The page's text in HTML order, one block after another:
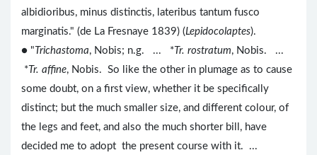
albidioribus, minus distinctis, lateribus tantum fusco
marginatis." (de La Fresnaye 1839) (Lepidocolaptes).
● " Trichastoma, Nobis; n.g. ... *Tr. rostratum, Nobis. ...
*Tr. affine, Nobis. So like the other in plumage as to cause
some doubt, on a first view, whether it be specifically
distinct; but the much smaller size, and different colour, of
the legs and feet, and also the much shorter bill, have
decided me to adopt the present course with it. ...